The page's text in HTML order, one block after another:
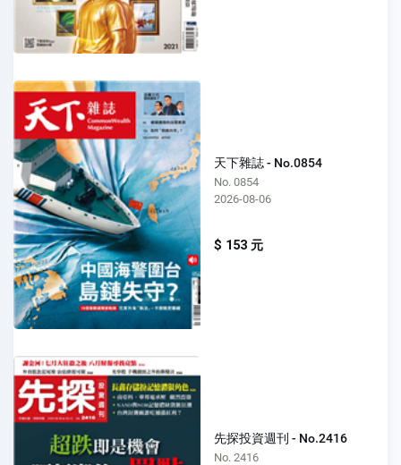
天下雜誌 - No.0854
No. 0854
2026-08-06
$ 153 元
先探投資週刊 - No.2416
No. 2416